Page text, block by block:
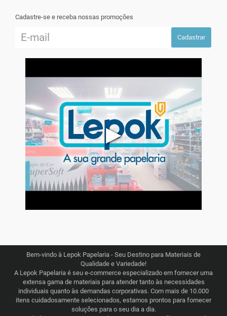
Cadastre-se e receba nossas promoções
Cadastrar
▶
Bem-vindo à Lepok Papelaria - Seu Destino para Materiais de
Qualidade e Variedade!
A Lepok Papelaria é seu e-commerce especializado em fornecer uma
extensa gama de materiais para atender tanto às necessidades
individuais quanto às demandas corporativas. Com mais de 10.000
itens cuidadosamente selecionados, estamos prontos para fornecer
soluções para o seu dia a dia.